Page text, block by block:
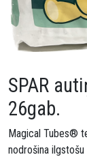
SPAR
26gab.
Magical Tubes®
nodrošina